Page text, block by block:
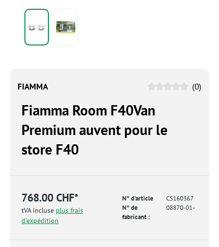
FIAMMA (0)
Fiamma Room F40Van
Premium auvent pour le
store F40
768.00 CHF*
tVA incluse plus frais
d'expédition
N° d'article
CS160367
N° de
fabricant :
08870-01-